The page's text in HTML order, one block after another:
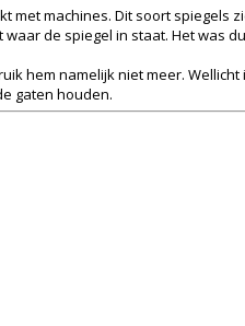
machines. Dit soort spiegels
de spiegel in staat. Het was
hem namelijk niet meer.
gaten houden.